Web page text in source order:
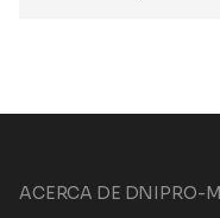
ACERCA DE DNIPRO-M